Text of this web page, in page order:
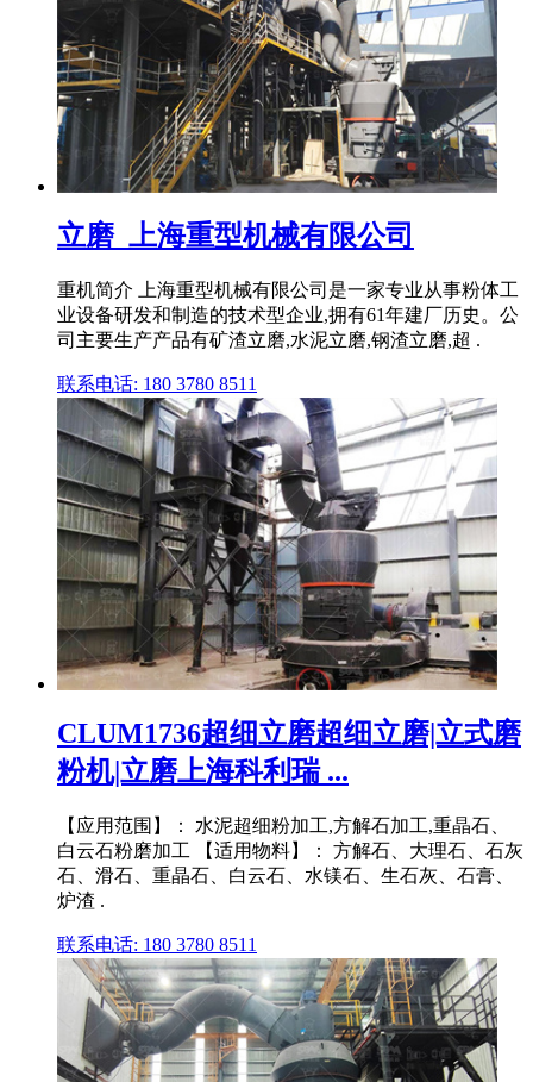
立磨_上海重型机械有限公司
重机简介 上海重型机械有限公司是一家专业从事粉体工
业设备研发和制造的技术型企业,拥有61年建厂历史。公
司主要生产产品有矿渣立磨,水泥立磨,钢渣立磨,超 .
联系电话: 180 3780 8511
CLUM1736超细立磨超细立磨|立式磨
粉机|立磨上海科利瑞 ...
【应用范围】： 水泥超细粉加工,方解石加工,重晶石、
白云石粉磨加工 【适用物料】： 方解石、大理石、石灰
石、滑石、重晶石、白云石、水镁石、生石灰、石膏、
炉渣 .
联系电话: 180 3780 8511